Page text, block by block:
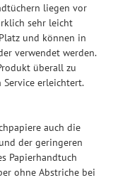
liegen vor
sehr leicht
und können in
verwendet werden.
überall zu
erleichtert.
auch die
der geringeren
Papierhandtuch
ohne Abstriche bei